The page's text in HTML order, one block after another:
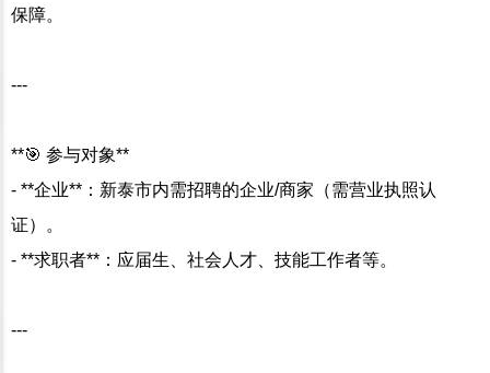
保障。
---
**🎯 参与对象**
- **企业**：新泰市内需招聘的企业/商家（需营业执照认
证）。
- **求职者**：应届生、社会人才、技能工作者等。
---